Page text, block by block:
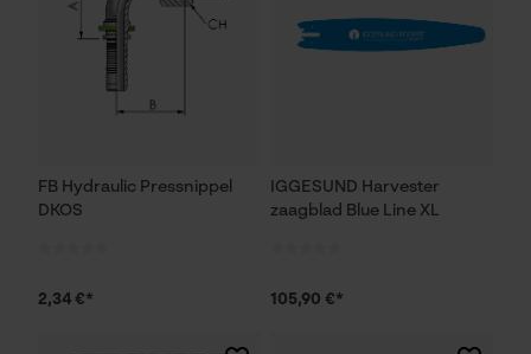
FB Hydraulic Pressnippel
DKOS
2,34 €*
IGGESUND Harvester
zaagblad Blue Line XL
105,90 €*